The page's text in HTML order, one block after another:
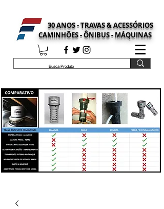
30 ANOS - TRAVAS & ACESSÓRIOS
CAMINHÕES - ÔNIBUS - MÁQUINAS